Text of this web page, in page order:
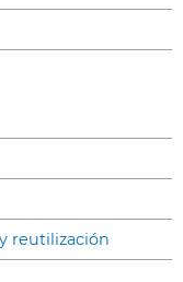
reutilización